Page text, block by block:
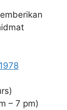
– 7 pm)